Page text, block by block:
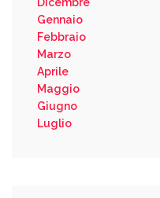
Gennaio
Febbraio
Marzo
Aprile
Maggio
Giugno
Luglio